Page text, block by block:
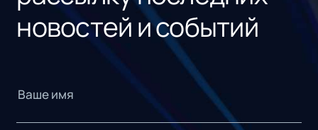
новостей и событий